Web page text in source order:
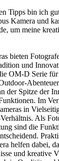
Tipps bin ich
Kamera und
um meine
bieten
und
OM-D Serie
der Spitze der
Im
in
Als
sind die
helfen dabei,
und kreative